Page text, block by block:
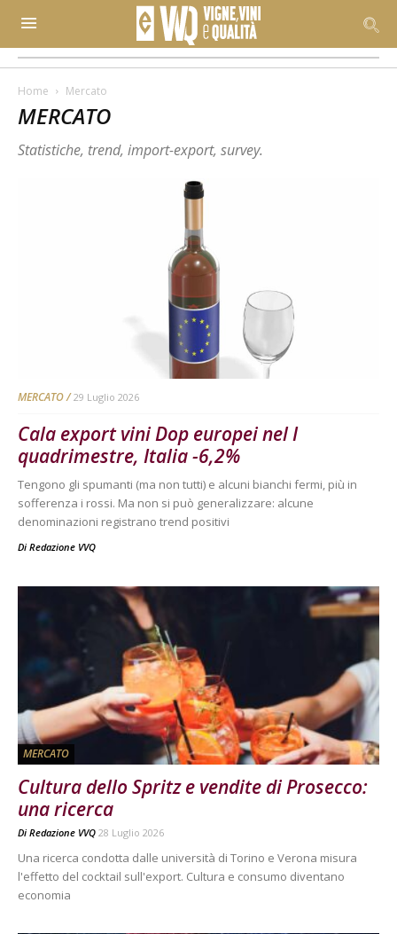
Home Mercato
MERCATO
Statistiche, trend, import-export, survey.
MERCATO 29 Luglio 2026
Cala export vini Dop europei nel I
quadrimestre, Italia -6,2%
Tengono gli spumanti (ma non tutti) e alcuni bianchi fermi, più in
sofferenza i rossi. Ma non si può generalizzare: alcune
denominazioni registrano trend positivi
Di Redazione VVQ
MERCATO
Cultura dello Spritz e vendite di Prosecco:
una ricerca
Di Redazione VVQ 28 Luglio 2026
Una ricerca condotta dalle università di Torino e Verona misura
l'effetto del cocktail sull'export. Cultura e consumo diventano
economia